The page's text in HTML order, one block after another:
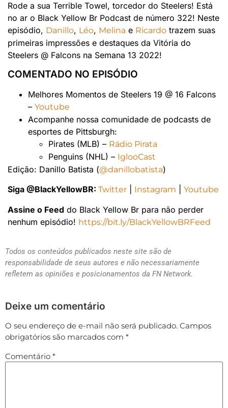
Rode a sua Terrible Towel, torcedor do Steelers! Está
no ar o Black Yellow Br Podcast de número 322! Neste
episódio, Danillo, Léo, Melina e Ricardo trazem suas
primeiras impressões e destaques da Vitória do
Steelers @ Falcons na Semana 13 2022!
COMENTADO NO EPISÓDIO
Melhores Momentos de Steelers 19 @ 16 Falcons
– Youtube
Acompanhe nossa comunidade de podcasts de
esportes de Pittsburgh:
Pirates (MLB) – Rádio Pirata
Penguins (NHL) – IglooCast
Edição: Danillo Batista (@danillobatista)
Siga @BlackYellowBR: Twitter Instagram Youtube
Assine o Feed do Black Yellow Br para não perder
nenhum episódio! https://bit.ly/BlackYellowBRFeed
Todos os conteúdos publicados neste site são de
responsabilidade de seus autores e não necessariamente
refletem as opiniões e posicionamentos da FN Network.
Deixe um comentário
O seu endereço de e-mail não será publicado. Campos
obrigatórios são marcados com *
Comentário *